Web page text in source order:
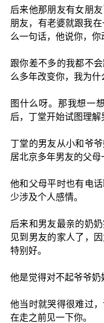
后来他那朋友有女朋
朋友，有老婆就跟我
么一句话，他说你，你
跟你差不多的我都不
么多年改变你，我为什
图什么呀。那我想一
后，丁堂开始试图理解
丁堂的男友从小和爷
居北京多年男友的父母
他和父母平时也有电
少涉及个人感情。
后来和男友最亲的奶
见到男友的家人了，
特别好。
他是觉得对不起爷爷奶
他当时就哭得很难过
在走之前见一下你。